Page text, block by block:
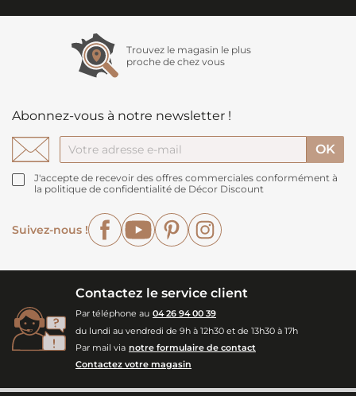
Trouvez le magasin le plus
proche de chez vous
Abonnez-vous à notre newsletter !
J'accepte de recevoir des offres commerciales conformément à
la politique de confidentialité de Décor Discount
Suivez-nous !
FacebookYouTubePinterest
Contactez le service client
Par téléphone au 04 26 94 00 39
du lundi au vendredi de 9h à 12h30 et de 13h30 à 17h
Par mail via notre formulaire de contact
Contactez votre magasin